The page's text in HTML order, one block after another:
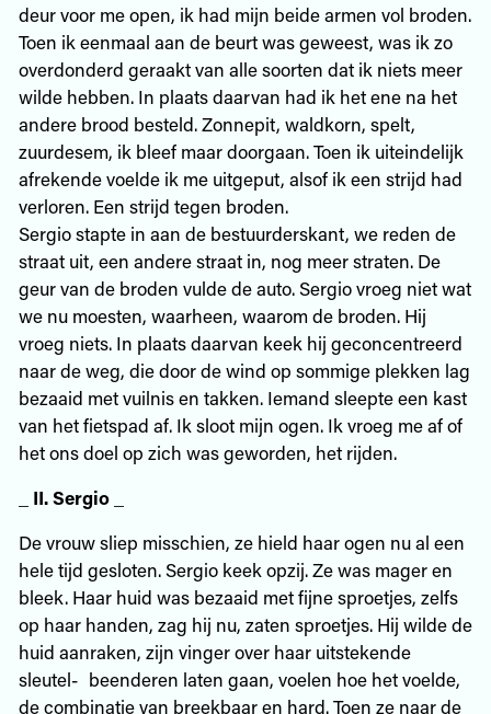
deur voor me open, ik had mijn beide armen vol broden.
Toen ik eenmaal aan de beurt was geweest, was ik zo
overdonderd geraakt van alle soorten dat ik niets meer
wilde hebben. In plaats daarvan had ik het ene na het
andere brood besteld. Zonnepit, waldkorn, spelt,
zuurdesem, ik bleef maar doorgaan. Toen ik uiteindelijk
afrekende voelde ik me uitgeput, alsof ik een strijd had
verloren. Een strijd tegen broden.
Sergio stapte in aan de bestuurderskant, we reden de
straat uit, een andere straat in, nog meer straten. De
geur van de broden vulde de auto. Sergio vroeg niet wat
we nu moesten, waarheen, waarom de broden. Hij
vroeg niets. In plaats daarvan keek hij geconcentreerd
naar de weg, die door de wind op sommige plekken lag
bezaaid met vuilnis en takken. Iemand sleepte een kast
van het fietspad af. Ik sloot mijn ogen. Ik vroeg me af of
het ons doel op zich was geworden, het rijden.
II. Sergio_
De vrouw sliep misschien, ze hield haar ogen nu al een
hele tijd gesloten. Sergio keek opzij. Ze was mager en
bleek. Haar huid was bezaaid met fijne sproetjes, zelfs
op haar handen, zag hij nu, zaten sproetjes. Hij wilde de
huid aanraken, zijn vinger over haar uitstekende
sleutel- beenderen laten gaan, voelen hoe het voelde,
de combinatie van breekbaar en hard. Toen ze naar de